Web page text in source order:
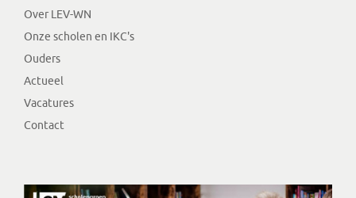
Over LEV-WN
Onze scholen en IKC's
Ouders
Actueel
Vacatures
Contact